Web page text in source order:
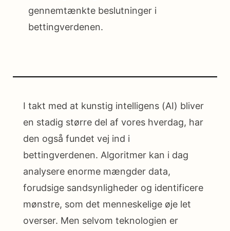
gennemtænkte beslutninger i
bettingverdenen.
I takt med at kunstig intelligens (AI) bliver
en stadig større del af vores hverdag, har
den også fundet vej ind i
bettingverdenen. Algoritmer kan i dag
analysere enorme mængder data,
forudsige sandsynligheder og identificere
mønstre, som det menneskelige øje let
overser. Men selvom teknologien er